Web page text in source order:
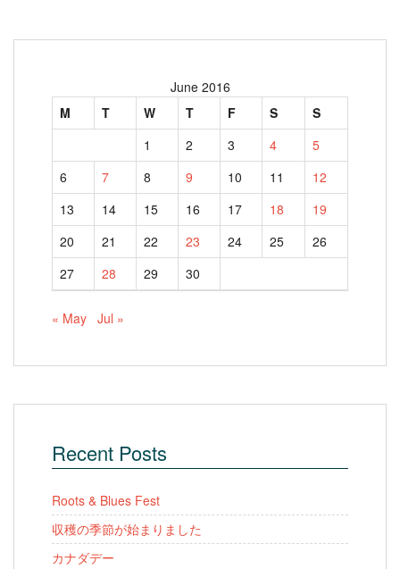
June 2016
M
T W T F S
S
1
2 3 4
5
6
7 8 9 10 11
12
13
14 15 16 17 18
19
20
21 22 23 24 25
26
27
28 29 30
« May Jul »
Recent Posts
Roots & Blues Fest
収穫の季節が始まりました
カナダデー